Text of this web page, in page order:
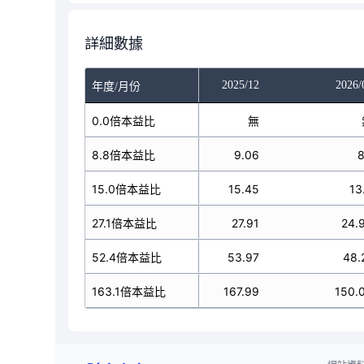
詳細數據
年度/月份
2025/11 2025/12 2026/
0.0倍本益比
8.8倍本益比
15.0倍本益比
27.1倍本益比
52.4倍本益比
163.1倍本益比
無 無
9.06 9.06
15.45 15.45
27.91 27.91
53.97 53.97
167.99 167.99